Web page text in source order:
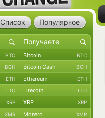
Список Популярное
BTC Bitcoin BTC
BCH Bitcoin Cash BCH
ETH Ethereum ETH
LTC Litecoin LTC
XRP XRP XRP
XMR Monero XMR